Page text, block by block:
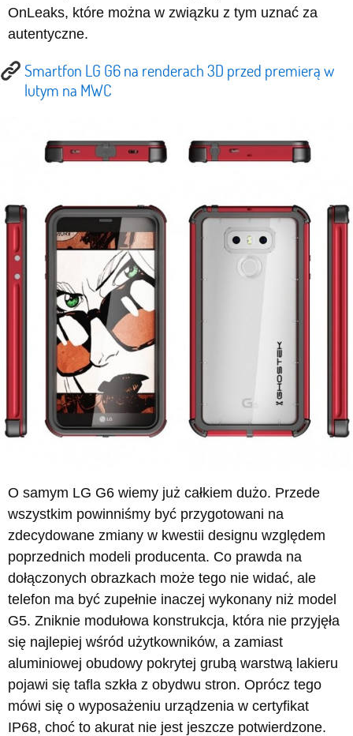
OnLeaks, które można w związku z tym uznać za
autentyczne.
Smartfon LG G6 na renderach 3D przed premierą w
lutym na MWC
O samym LG G6 wiemy już całkiem dużo. Przede
wszystkim powinniśmy być przygotowani na
zdecydowane zmiany w kwestii designu względem
poprzednich modeli producenta. Co prawda na
dołączonych obrazkach może tego nie widać, ale
telefon ma być zupełnie inaczej wykonany niż model
G5. Zniknie modułowa konstrukcja, która nie przyjęła
się najlepiej wśród użytkowników, a zamiast
aluminiowej obudowy pokrytej grubą warstwą lakieru
pojawi się tafla szkła z obydwu stron. Oprócz tego
mówi się o wyposażeniu urządzenia w certyfikat
IP68, choć to akurat nie jest jeszcze potwierdzone.